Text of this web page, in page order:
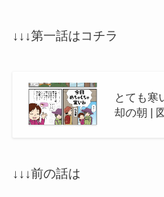
↓↓↓第一話はコチラ
とても寒
却の朝 |
↓↓↓前の話は